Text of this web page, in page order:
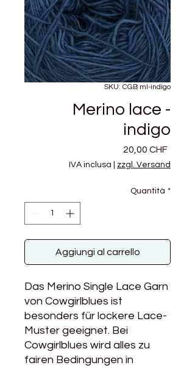
SKU: CGB ml-indigo
Merino lace -
indigo
20,00 CHFPrezzo
IVA inclusa zzgl. Versand
Quantità *
Aggiungi al carrello
Das Merino Single Lace Garn
von Cowgirlblues ist
besonders für lockere Lace-
Muster geeignet. Bei
Cowgirlblues wird alles zu
fairen Bedingungen in